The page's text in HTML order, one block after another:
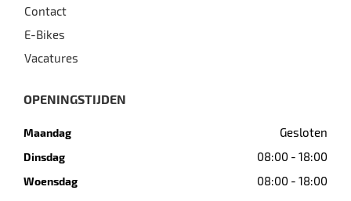
Contact
E-Bikes
Vacatures
OPENINGSTIJDEN
Maandag Gesloten
Dinsdag 08:00 - 18:00
Woensdag 08:00 - 18:00